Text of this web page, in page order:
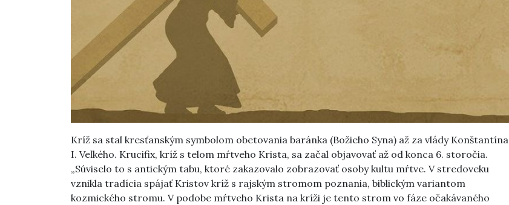
Kríž sa stal kresťanským symbolom obetovania baránka (Božieho Syna) až za vlády Konštantína
I. Veľkého. Krucifix, kríž s telom mŕtveho Krista, sa začal objavovať až od konca 6. storočia.
„Súviselo to s antickým tabu, ktoré zakazovalo zobrazovať osoby kultu mŕtve. V stredoveku
vznikla tradícia spájať Kristov kríž s rajským stromom poznania, biblickým variantom
kozmického stromu. V podobe mŕtveho Krista na kríži je tento strom vo fáze očakávaného